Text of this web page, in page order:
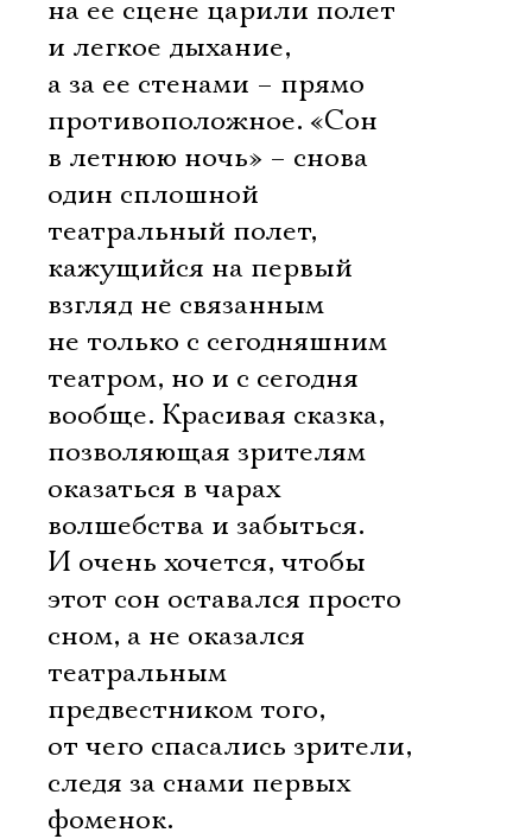
на ее сцене царили полет
и легкое дыхание,
а за ее стенами – прямо
противоположное. «Сон
в летнюю ночь» – снова
один сплошной
театральный полет,
кажущийся на первый
взгляд не связанным
не только с сегодняшним
театром, но и с сегодня
вообще. Красивая сказка,
позволяющая зрителям
оказаться в чарах
волшебства и забыться.
И очень хочется, чтобы
этот сон оставался просто
сном, а не оказался
театральным
предвестником того,
от чего спасались зрители,
следя за снами первых
фоменок.